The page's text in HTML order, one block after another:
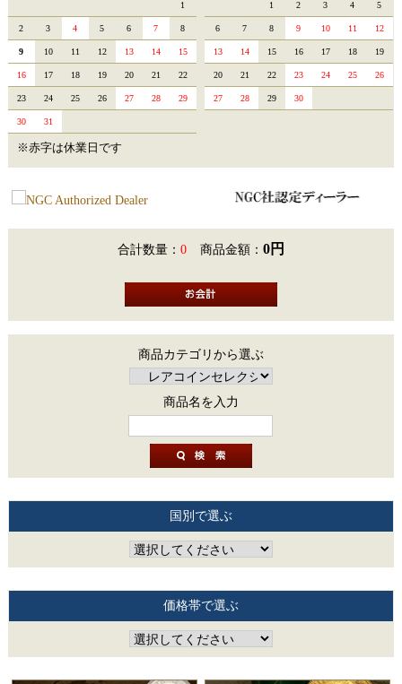
1
2 3 4 5 6 7 8
9 10 11 12 13 14 15
16 17 18 19 20 21 22
23 24 25 26 27 28 29
30 31
1 2 3 4 5
6 7 8 9 10 11 12
13 14 15 16 17 18 19
20 21 22 23 24 25 26
27 28 29 30
※赤字は休業日です
合計数量： 0 商品金額： 0円
商品カテゴリから選ぶ
商品名を入力
国別で選ぶ
価格帯で選ぶ